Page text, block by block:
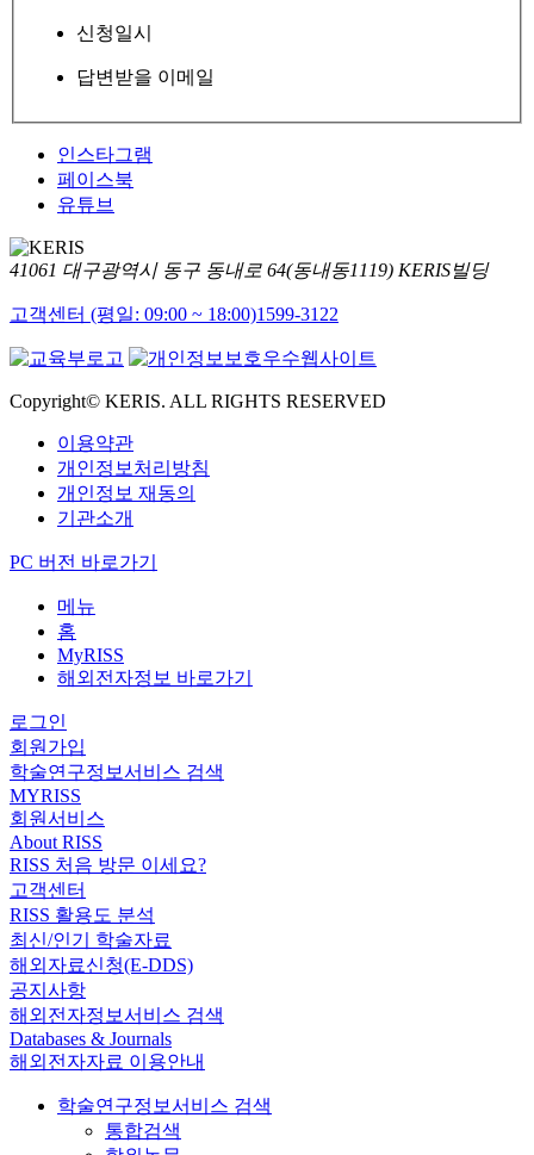
신청일시
답변받을 이메일
인스타그램
페이스북
유튜브
41061 대구광역시 동구 동내로 64(동내동1119) KERIS빌딩
고객센터 (평일: 09:00 ~ 18:00)1599-3122
Copyright© KERIS. ALL RIGHTS RESERVED
이용약관
개인정보처리방침
개인정보 재동의
기관소개
PC 버전 바로가기
메뉴
홈
MyRISS
해외전자정보 바로가기
로그인
회원가입
학술연구정보서비스 검색
MYRISS
회원서비스
About RISS
RISS 처음 방문 이세요?
고객센터
RISS 활용도 분석
최신/인기 학술자료
해외자료신청(E-DDS)
공지사항
해외전자정보서비스 검색
Databases & Journals
해외전자자료 이용안내
학술연구정보서비스 검색
통합검색